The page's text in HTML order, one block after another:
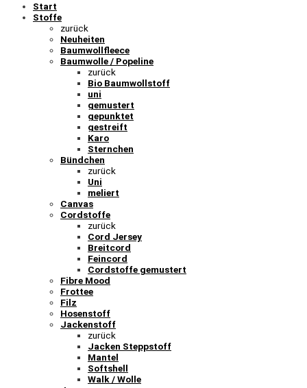
Start
Stoffe
zurück
Neuheiten
Baumwollfleece
Baumwolle / Popeline
zurück
Bio Baumwollstoff
uni
gemustert
gepunktet
gestreift
Karo
Sternchen
Bündchen
zurück
Uni
meliert
Canvas
Cordstoffe
zurück
Cord Jersey
Breitcord
Feincord
Cordstoffe gemustert
Fibre Mood
Frottee
Filz
Hosenstoff
Jackenstoff
zurück
Jacken Steppstoff
Mantel
Softshell
Walk / Wolle